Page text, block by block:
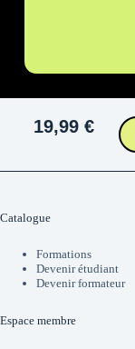
19,99 €
Catalogue
Formations
Devenir étudiant
Devenir formateur
Espace membre